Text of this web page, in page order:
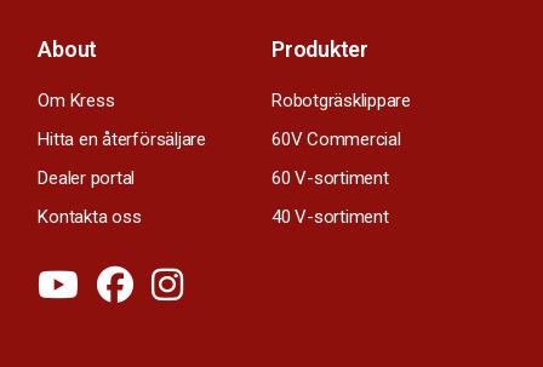
About
Om Kress
Hitta en återförsäljare
Dealer portal
Kontakta oss
Produkter
Robotgräsklippare
60V Commercial
60 V-sortiment
40 V-sortiment